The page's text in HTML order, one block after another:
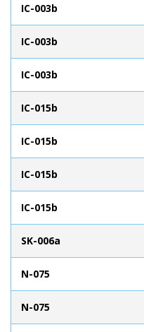
IC-003b
IC-003b
IC-003b
IC-015b
IC-015b
IC-015b
IC-015b
SK-006a
N-075
N-075